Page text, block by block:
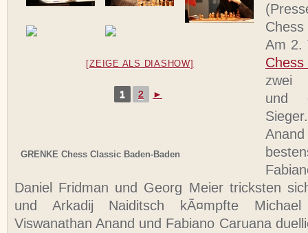
[ZEIGE ALS DIASHOW]
1 2 ►
GRENKE Chess Classic Baden-Baden
Chess
Am 2.
zwei
und
Daniel Fridman und Georg Meier tricksten
und Arkadij Naiditsch kÃ¤mpfte
Viswanathan Anand und Fabiano Caruana